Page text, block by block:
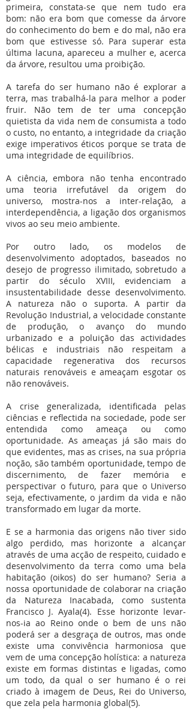
primeira, constata-se que nem tudo era
bom: não era bom que comesse da árvore
do conhecimento do bem e do mal, não era
bom que estivesse só. Para superar esta
última lacuna, apareceu a mulher e, acerca
da árvore, resultou uma proibição.
A tarefa do ser humano não é explorar a
terra, mas trabalhá-la para melhor a poder
fruir. Não tem de ter uma concepção
quietista da vida nem de consumista a todo
o custo, no entanto, a integridade da criação
exige imperativos éticos porque se trata de
uma integridade de equilíbrios.
A ciência, embora não tenha encontrado
uma teoria irrefutável da origem do
universo, mostra-nos a inter-relação, a
interdependência, a ligação dos organismos
vivos ao seu meio ambiente.
Por outro lado, os modelos de
desenvolvimento adoptados, baseados no
desejo de progresso ilimitado, sobretudo a
partir do século XVIII, evidenciam a
insustentabilidade desse desenvolvimento.
A natureza não o suporta. A partir da
Revolução Industrial, a velocidade constante
de produção, o avanço do mundo
urbanizado e a poluição das actividades
bélicas e industriais não respeitam a
capacidade regenerativa dos recursos
naturais renováveis e ameaçam esgotar os
não renováveis.
A crise generalizada, identificada pelas
ciências e reflectida na sociedade, pode ser
entendida como ameaça ou como
oportunidade. As ameaças já são mais do
que evidentes, mas as crises, na sua própria
noção, são também oportunidade, tempo de
discernimento, de fazer memória e
perspectivar o futuro, para que o Universo
seja, efectivamente, o jardim da vida e não
transformado em lugar da morte.
E se a harmonia das origens não tiver sido
algo perdido, mas horizonte a alcançar
através de uma acção de respeito, cuidado e
desenvolvimento da terra como uma bela
habitação (oikos) do ser humano? Seria a
nossa oportunidade de colaborar na criação
da Natureza Inacabada, como sustenta
Francisco J. Ayala(4). Esse horizonte levar-
nos-ia ao Reino onde o bem de uns não
poderá ser a desgraça de outros, mas onde
existe uma convivência harmoniosa que
vem de uma concepção holística: a natureza
existe em formas distintas e ligadas, como
um todo, da qual o ser humano é o rei
criado à imagem de Deus, Rei do Universo,
que zela pela harmonia global(5).